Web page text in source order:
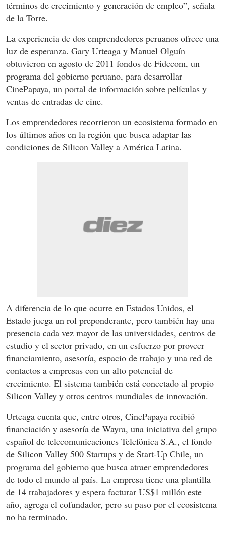
términos de crecimiento y generación de empleo”, señala
de la Torre.
La experiencia de dos emprendedores peruanos ofrece una
luz de esperanza. Gary Urteaga y Manuel Olguín
obtuvieron en agosto de 2011 fondos de Fidecom, un
programa del gobierno peruano, para desarrollar
CinePapaya, un portal de información sobre películas y
ventas de entradas de cine.
Los emprendedores recorrieron un ecosistema formado en
los últimos años en la región que busca adaptar las
condiciones de Silicon Valley a América Latina.
A diferencia de lo que ocurre en Estados Unidos, el
Estado juega un rol preponderante, pero también hay una
presencia cada vez mayor de las universidades, centros de
estudio y el sector privado, en un esfuerzo por proveer
financiamiento, asesoría, espacio de trabajo y una red de
contactos a empresas con un alto potencial de
crecimiento. El sistema también está conectado al propio
Silicon Valley y otros centros mundiales de innovación.
Urteaga cuenta que, entre otros, CinePapaya recibió
financiación y asesoría de Wayra, una iniciativa del grupo
español de telecomunicaciones Telefónica S.A., el fondo
de Silicon Valley 500 Startups y de Start-Up Chile, un
programa del gobierno que busca atraer emprendedores
de todo el mundo al país. La empresa tiene una plantilla
de 14 trabajadores y espera facturar US$1 millón este
año, agrega el cofundador, pero su paso por el ecosistema
no ha terminado.